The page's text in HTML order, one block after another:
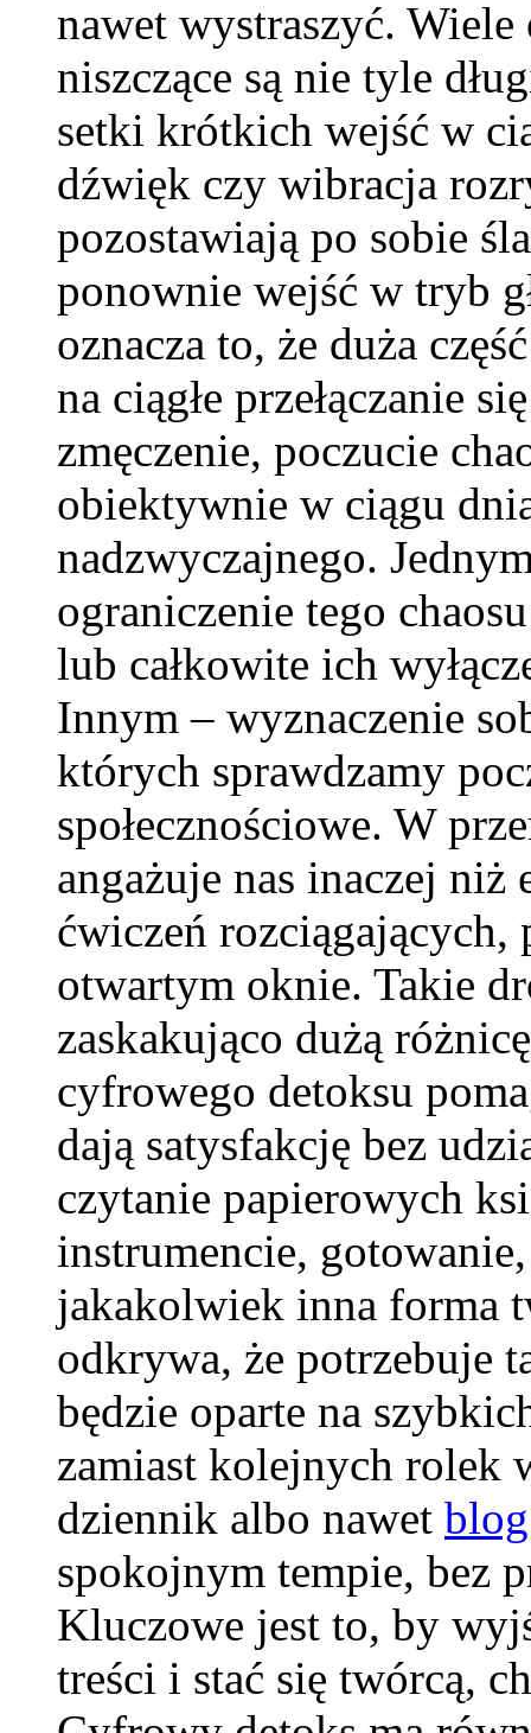
nawet wystraszyć. Wiele
niszczące są nie tyle
setki krótkich wejść w
dźwięk czy wibracja
pozostawiają po sobie
ponownie wejść w tryb
oznacza to, że duża
na ciągłe przełączanie
zmęczenie, poczucie
obiektywnie w ciągu
nadzwyczajnego.
ograniczenie tego
lub całkowite ich
Innym – wyznaczenie
których sprawdzamy
społecznościowe. W
angażuje nas inaczej
ćwiczeń rozciągających,
otwartym oknie. Takie
zaskakująco dużą
cyfrowego detoksu
dają satysfakcję bez
czytanie papierowych
instrumencie,
jakakolwiek inna forma
odkrywa, że potrzebuje
będzie oparte na
zamiast kolejnych rolek
dziennik albo nawet
spokojnym tempie, bez
Kluczowe jest to, by
treści i stać się twórcą,